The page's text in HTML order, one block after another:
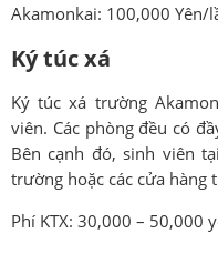
Akamonkai: 100,000 Yên/
Ký túc xá
Ký túc xá trường
viên. Các phòng đều có
Bên cạnh đó, sinh viên
trường hoặc các cửa hàng
Phí KTX: 30,000 – 50,000